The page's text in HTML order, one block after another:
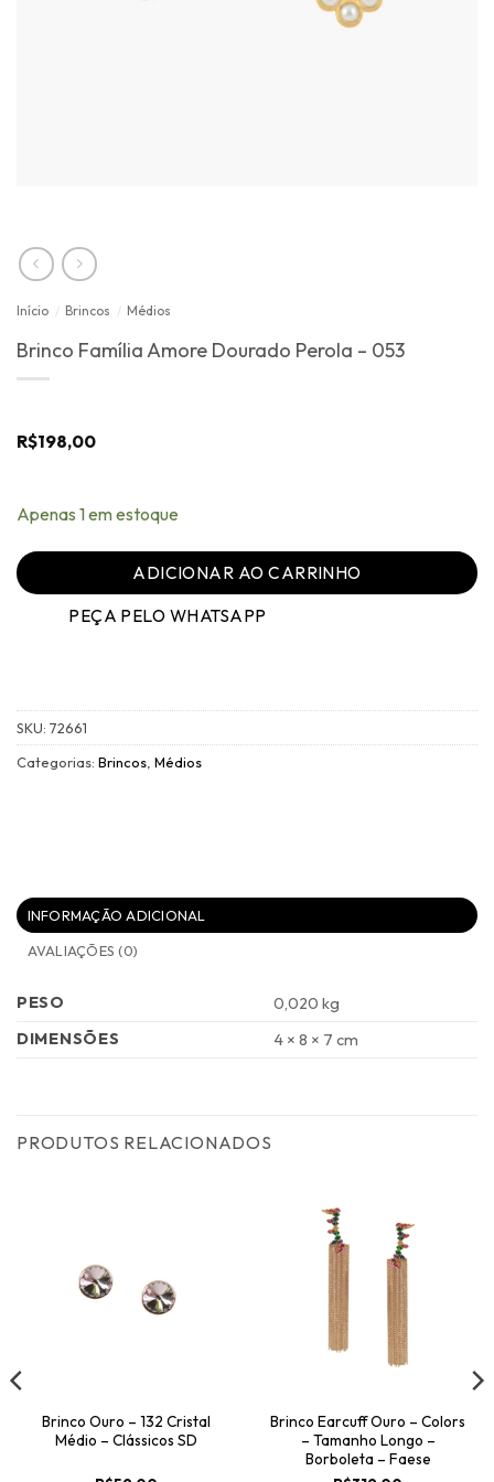
Início / Brincos / Médios
Brinco Família Amore Dourado Perola – 053
R$198,00
Apenas 1 em estoque
ADICIONAR AO CARRINHO
PEÇA PELO WHATSAPP
SKU: 72661
Categorias: Brincos Médios
INFORMAÇÃO ADICIONAL
AVALIAÇÕES (0)
PESO
0,020 kg
DIMENSÕES
4 × 8 × 7 cm
PRODUTOS RELACIONADOS
Brinco Ouro – 132 Cristal
Médio – Clássicos SD
Brinco Earcuff Ouro – Colors
– Tamanho Longo –
Borboleta – Faese